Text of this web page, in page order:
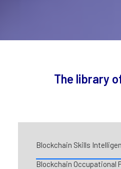
The library
Blockchain Skills
Blockchain Occupational